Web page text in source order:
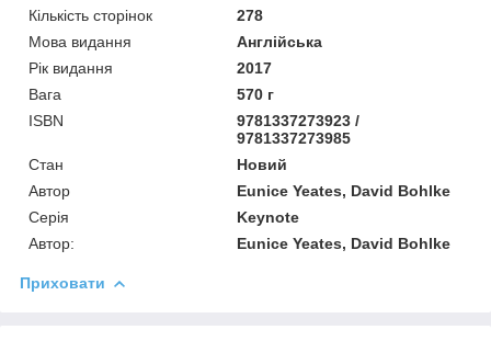
Кількість сторінок
278
Мова видання
Англійська
Рік видання
2017
Вага
570 г
ISBN
9781337273923 /
9781337273985
Стан
Новий
Автор
Eunice Yeates, David Bohlke
Серія
Keynote
Автор:
Eunice Yeates, David Bohlke
Приховати